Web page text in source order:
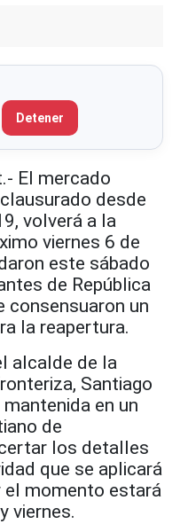
Detener
El mercado
desde
volverá a la
viernes 6 de
este sábado
de República
consensuaron un
la reapertura.
alcalde de la
Santiago
en un
de
los detalles
que se aplicará
el momento estará
viernes.